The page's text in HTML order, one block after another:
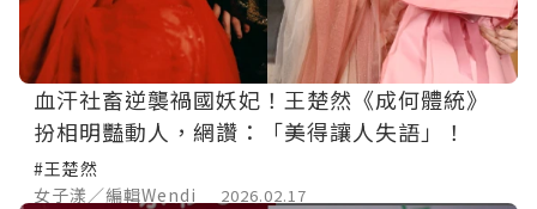
血汗社畜逆襲禍國妖妃！王楚然《成何體統》
扮相明豔動人，網讚：「美得讓人失語」！
#王楚然
女子漾／編輯Wendi
2026.02.17